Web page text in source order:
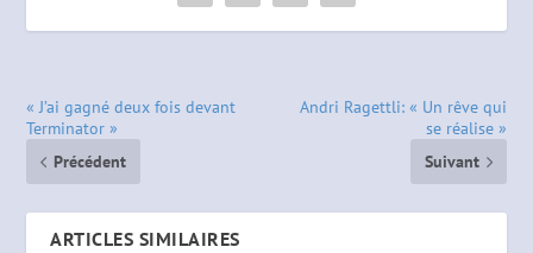
« J’ai gagné deux fois devant
Terminator »
Précédent
Andri Ragettli: « Un rêve qui
se réalise »
Suivant
ARTICLES SIMILAIRES